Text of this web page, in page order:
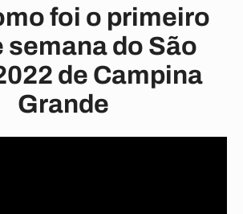
foi o primeiro
semana do São
de Campina
Grande